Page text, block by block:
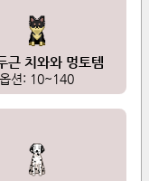
근 치와와 멍토템
옵션: 10~140